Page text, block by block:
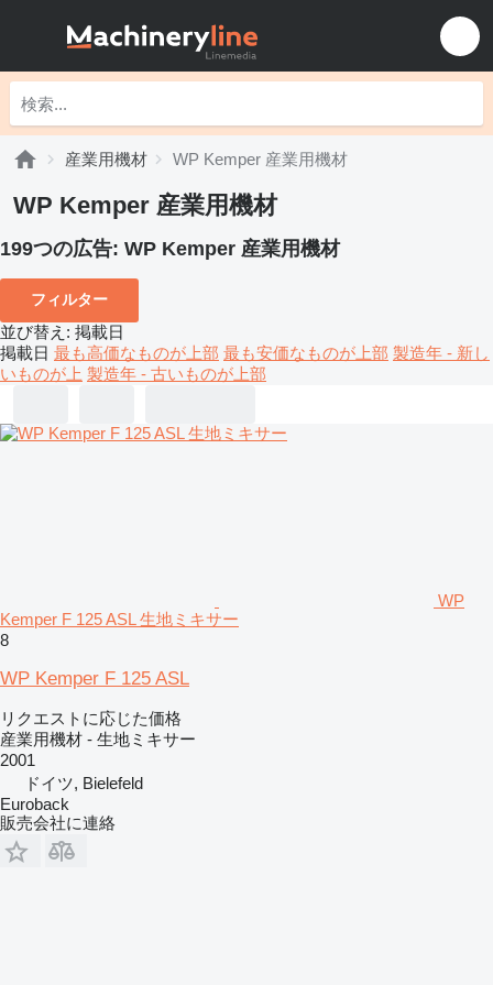
産業用機材 WP Kemper 産業用機材
WP Kemper 産業用機材
199つの広告: WP Kemper 産業用機材
フィルター
並び替え : 掲載日
掲載日 最も高価なものが上部 最も安価なものが上部 製造年 - 新し
いものが上 製造年 - 古いものが上部
WP
Kemper F 125 ASL 生地ミキサー
8
WP Kemper F 125 ASL
リクエストに応じた価格
産業用機材 - 生地ミキサー
2001
ドイツ, Bielefeld
Euroback
販売会社に連絡